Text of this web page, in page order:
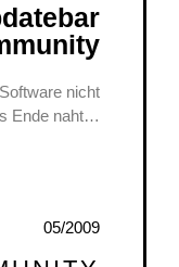
nicht
Ende naht…
05/2009